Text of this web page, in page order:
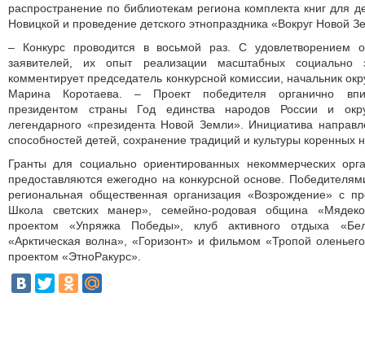
распространение по библиотекам региона комплекта книг для
Новицкой и проведение детского этнопраздника «Вокруг Новой
– Конкурс проводится в восьмой раз. С удовлетворением
заявителей, их опыт реализации масштабных социально
комментирует председатель конкурсной комиссии, начальник
Марина Коротаева. – Проект победителя органично
президентом страны Год единства народов России и
легендарного «президента Новой Земли». Инициатива
способностей детей, сохранение традиций и культуры коренных
Гранты для социально ориентированных некоммерческих
предоставляются ежегодно на конкурсной основе.
региональная общественная организация «Возрождение» с
Школа светских манер», семейно-родовая община
проектом «Упряжка Победы», клуб активного отдыха
«Арктическая волна», «Горизонт» и фильмом «Тропой
проектом «ЭтноРакурс».